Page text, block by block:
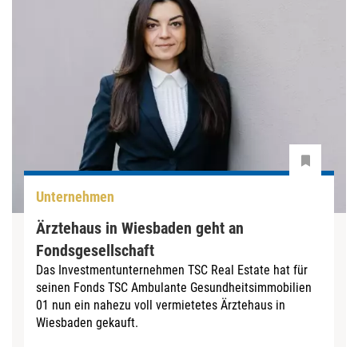
Unternehmen
Ärztehaus in Wiesbaden geht an
Fondsgesellschaft
Das Investmentunternehmen TSC Real Estate hat für
seinen Fonds TSC Ambulante Gesundheitsimmobilien
01 nun ein nahezu voll vermietetes Ärztehaus in
Wiesbaden gekauft.